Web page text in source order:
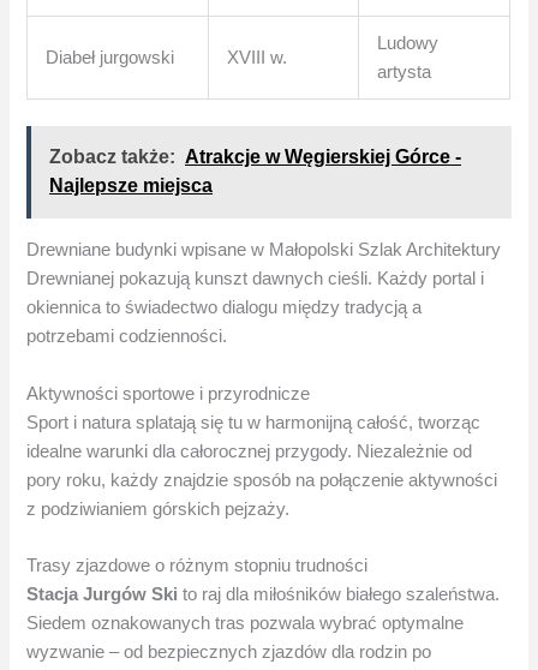
Diabeł jurgowski XVIII w.
Ludowy
artysta
Zobacz także: Atrakcje w Węgierskiej Górce -
Najlepsze miejsca
Drewniane budynki wpisane w Małopolski Szlak Architektury
Drewnianej pokazują kunszt dawnych cieśli. Każdy portal i
okiennica to świadectwo dialogu między tradycją a
potrzebami codzienności.
Aktywności sportowe i przyrodnicze
Sport i natura splatają się tu w harmonijną całość, tworząc
idealne warunki dla całorocznej przygody. Niezależnie od
pory roku, każdy znajdzie sposób na połączenie aktywności
z podziwianiem górskich pejzaży.
Trasy zjazdowe o różnym stopniu trudności
Stacja Jurgów Ski to raj dla miłośników białego szaleństwa.
Siedem oznakowanych tras pozwala wybrać optymalne
wyzwanie – od bezpiecznych zjazdów dla rodzin po